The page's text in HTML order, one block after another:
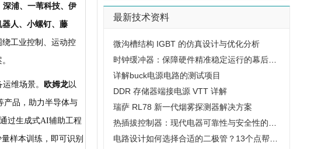
深浦、一苇科技、伊
人、小螺钉、藤
工业控制、运动控
维场景。 欧姆龙以
产品，助力半导体与
通过生成式AI辅助工程
样本训练，即可识别
最新技术资料
微沟槽结构 IGBT 的仿真设计与优化分析
详解buck电源电路的测试项目
DDR 存储器端接电源 VTT 详解
瑞萨 RL78 新一代烟雾探测器解决方案